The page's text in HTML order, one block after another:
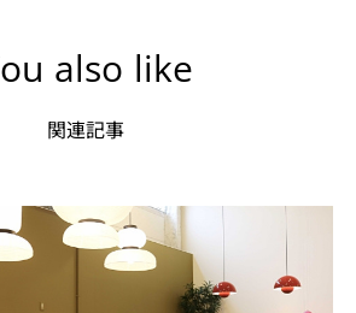
also like
関連記事